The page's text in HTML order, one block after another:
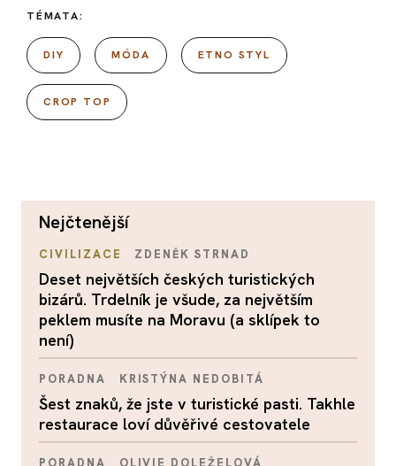
TÉMATA:
DIY MÓDA ETNO STYL
CROP TOP
nejčtenější
CIVILIZACE ZDENĚK STRNAD
Deset největších českých turistických
bizárů. Trdelník je všude, za největším
peklem musíte na Moravu (a sklípek to
není)
PORADNA KRISTÝNA NEDOBITÁ
Šest znaků, že jste v turistické pasti. Takhle
restaurace loví důvěřivé cestovatele